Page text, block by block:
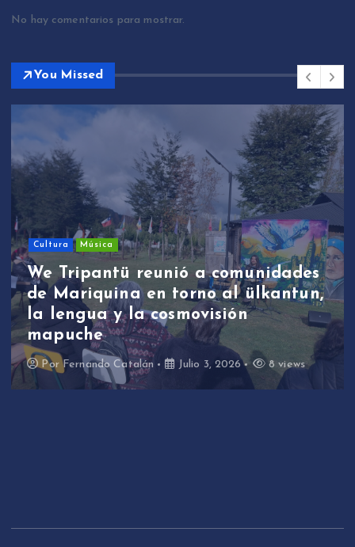
No hay comentarios para mostrar.
You Missed
reunió a comunidades
en torno al ülkantun,
y la cosmovisión
Catalán Julio 3, 2026 8 views
Sin categoría
We
de
través
Por